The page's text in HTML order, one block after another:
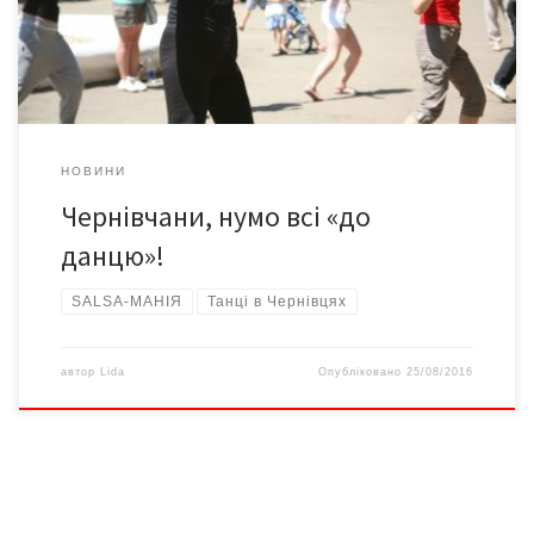
латиноамериканських танців SALSA-МАНІЯ запрошують старих і
[…]
НОВИНИ
Чернівчани, нумо всі «до
данцю»!
SALSA-МАНІЯ Танці в Чернівцях
автор Lida Опубліковано 25/08/2016